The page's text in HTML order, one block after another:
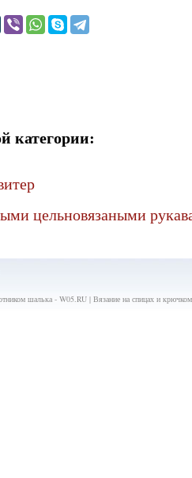
категории:
цельновязаными
шалька - W05.RU | Вязание на спицах и крючком